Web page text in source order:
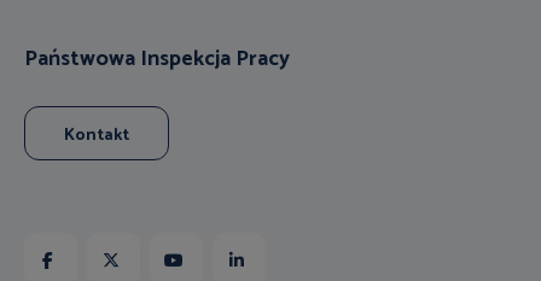
Państwowa Inspekcja Pracy
Kontakt